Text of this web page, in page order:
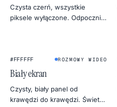
Czysta czerń, wszystkie
piksele wyłączone. Odpocznij
★
#FFFFFF ROZMOWY WIDEO
Biały ekran
Czysty, biały panel od
krawędzi do krawędzi. Świetny